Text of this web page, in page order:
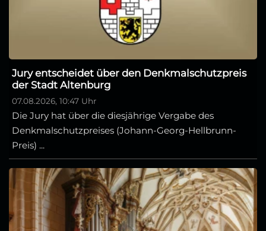
Jury entscheidet über den Denkmalschutzpreis
der Stadt Altenburg
07.08.2026, 10:47 Uhr
Die Jury hat über die diesjährige Vergabe des
Denkmalschutzpreises (Johann-Georg-Hellbrunn-
Preis) ...